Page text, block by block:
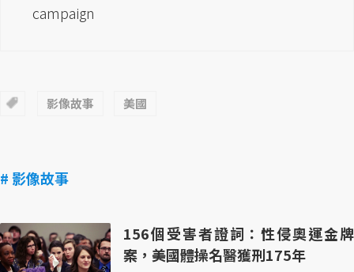
campaign
影像故事 美國
# 影像故事
156個受害者證詞：性侵奧運金牌
案，美國體操名醫獲刑175年